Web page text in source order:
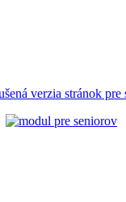
verzia stránok pre